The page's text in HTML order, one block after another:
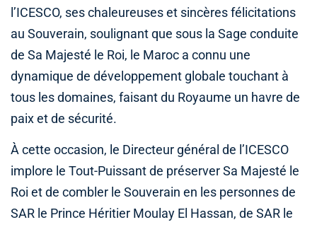
l’ICESCO, ses chaleureuses et sincères félicitations
au Souverain, soulignant que sous la Sage conduite
de Sa Majesté le Roi, le Maroc a connu une
dynamique de développement globale touchant à
tous les domaines, faisant du Royaume un havre de
paix et de sécurité.
À cette occasion, le Directeur général de l’ICESCO
implore le Tout-Puissant de préserver Sa Majesté le
Roi et de combler le Souverain en les personnes de
SAR le Prince Héritier Moulay El Hassan, de SAR le